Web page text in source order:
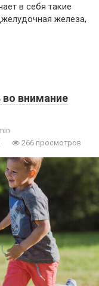
в себя такие
железа,
во внимание
266 просмотров